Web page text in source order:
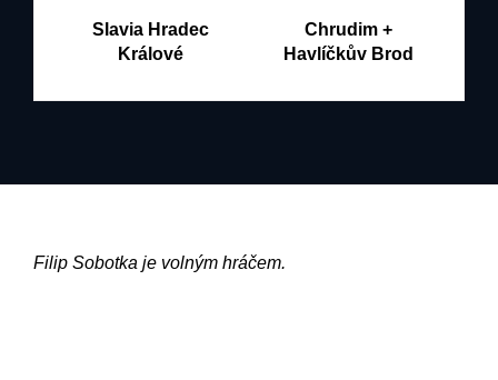
Slavia Hradec
Králové
Chrudim +
Havlíčkův Brod
Filip Sobotka je volným hráčem.